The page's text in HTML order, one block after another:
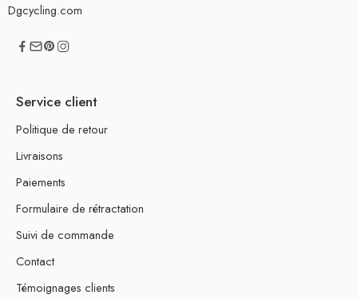
Dgcycling.com
Service client
Politique de retour
Livraisons
Paiements
Formulaire de rétractation
Suivi de commande
Contact
Témoignages clients